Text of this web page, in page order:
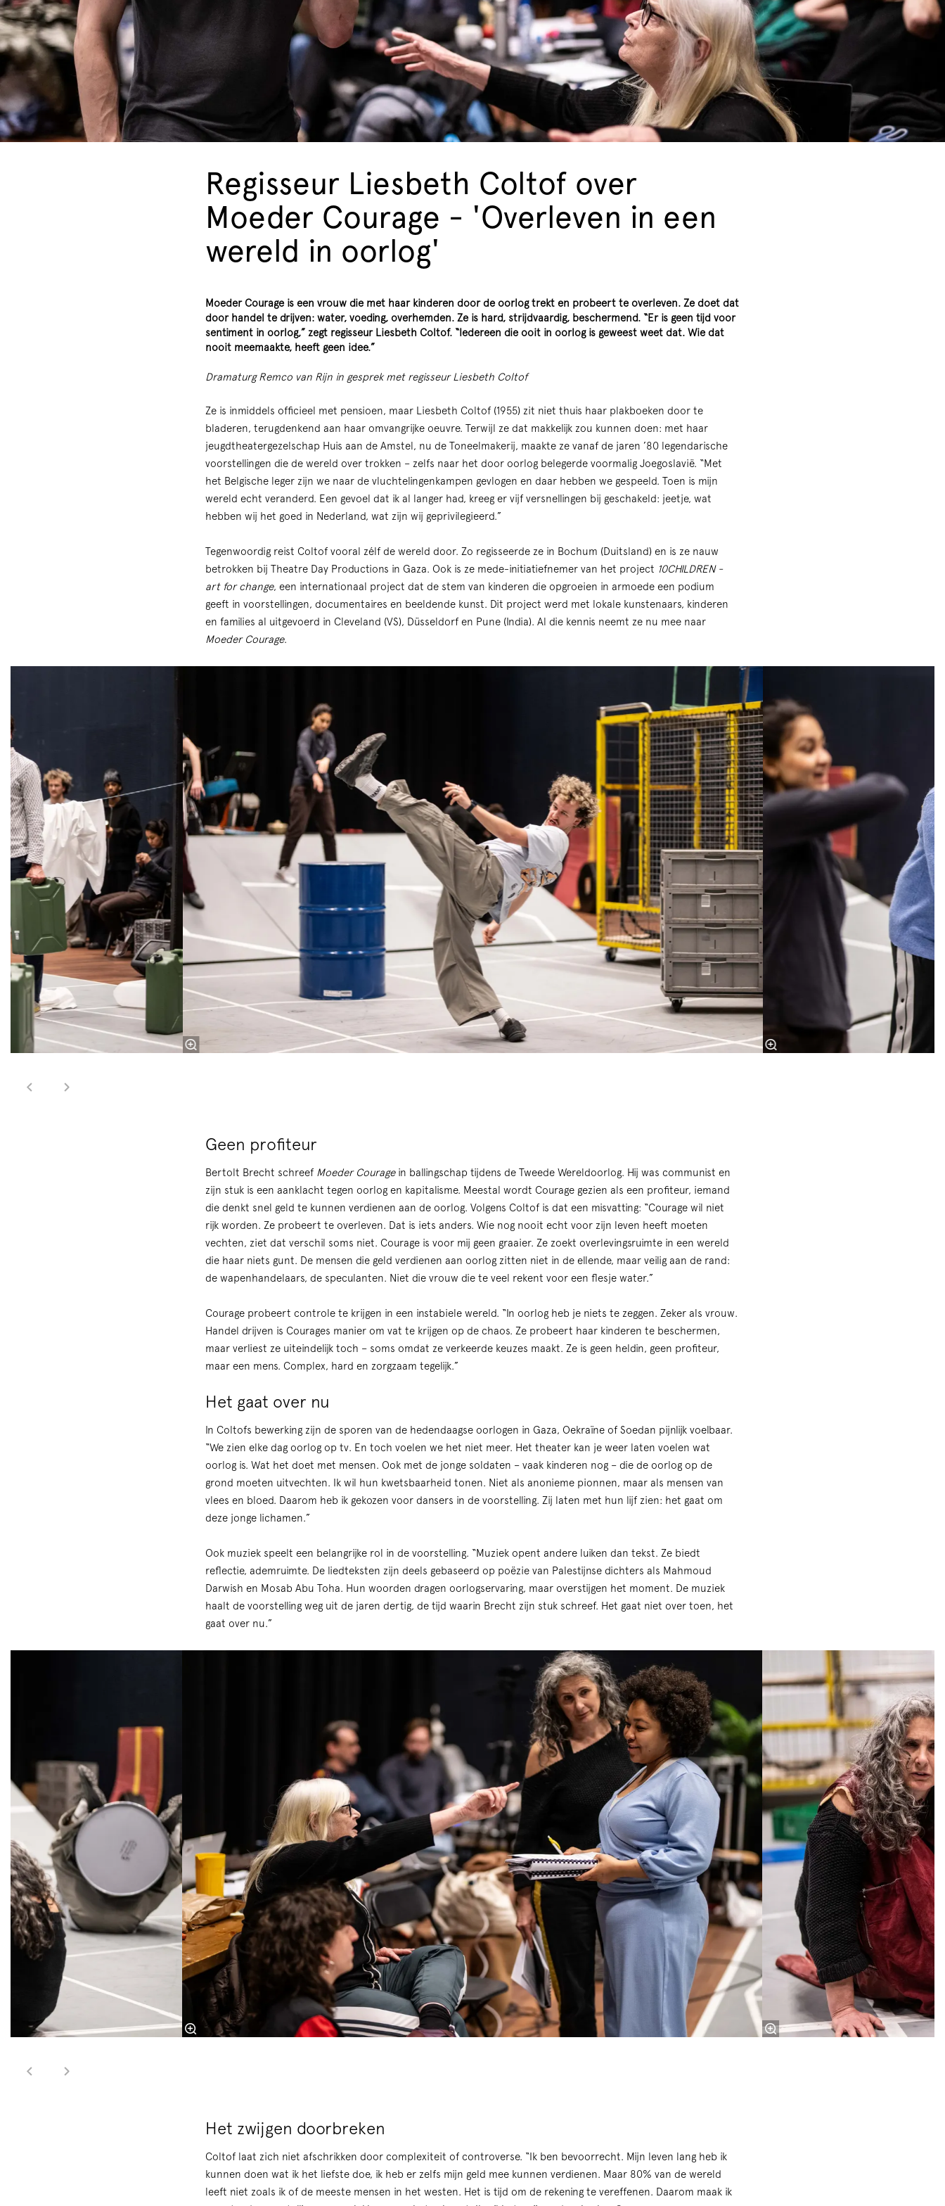
Regisseur Liesbeth Coltof over
Moeder Courage - 'Overleven in een
wereld in oorlog'
Moeder Courage is een vrouw die met haar kinderen door de oorlog trekt en probeert te overleven. Ze doet dat
door handel te drijven: water, voeding, overhemden. Ze is hard, strijdvaardig, beschermend. “Er is geen tijd voor
sentiment in oorlog,” zegt regisseur Liesbeth Coltof. “Iedereen die ooit in oorlog is geweest weet dat. Wie dat
nooit meemaakte, heeft geen idee.”
Dramaturg Remco van Rijn in gesprek met regisseur Liesbeth Coltof
Ze is inmiddels officieel met pensioen, maar Liesbeth Coltof (1955) zit niet thuis haar plakboeken door te
bladeren, terugdenkend aan haar omvangrijke oeuvre. Terwijl ze dat makkelijk zou kunnen doen: met haar
jeugdtheatergezelschap Huis aan de Amstel, nu de Toneelmakerij, maakte ze vanaf de jaren ’80 legendarische
voorstellingen die de wereld over trokken – zelfs naar het door oorlog belegerde voormalig Joegoslavië. “Met
het Belgische leger zijn we naar de vluchtelingenkampen gevlogen en daar hebben we gespeeld. Toen is mijn
wereld echt veranderd. Een gevoel dat ik al langer had, kreeg er vijf versnellingen bij geschakeld: jeetje, wat
hebben wij het goed in Nederland, wat zijn wij geprivilegieerd.”
Tegenwoordig reist Coltof vooral zélf de wereld door. Zo regisseerde ze in Bochum (Duitsland) en is ze nauw
betrokken bij Theatre Day Productions in Gaza. Ook is ze mede-initiatiefnemer van het project 10CHILDREN -
art for change, een internationaal project dat de stem van kinderen die opgroeien in armoede een podium
geeft in voorstellingen, documentaires en beeldende kunst. Dit project werd met lokale kunstenaars, kinderen
en families al uitgevoerd in Cleveland (VS), Düsseldorf en Pune (India). Al die kennis neemt ze nu mee naar
Moeder Courage.
Zoom
Geen profiteur
Bertolt Brecht schreef Moeder Couragein ballingschap tijdens de Tweede Wereldoorlog. Hij was communist en
zijn stuk is een aanklacht tegen oorlog en kapitalisme. Meestal wordt Courage gezien als een profiteur, iemand
die denkt snel geld te kunnen verdienen aan de oorlog. Volgens Coltof is dat een misvatting: “Courage wil niet
rijk worden. Ze probeert te overleven. Dat is iets anders. Wie nog nooit echt voor zijn leven heeft moeten
vechten, ziet dat verschil soms niet. Courage is voor mij geen graaier. Ze zoekt overlevingsruimte in een wereld
die haar niets gunt. De mensen die geld verdienen aan oorlog zitten niet in de ellende, maar veilig aan de rand:
de wapenhandelaars, de speculanten. Niet die vrouw die te veel rekent voor een flesje water.”
Courage probeert controle te krijgen in een instabiele wereld. “In oorlog heb je niets te zeggen. Zeker als vrouw.
Handel drijven is Courages manier om vat te krijgen op de chaos. Ze probeert haar kinderen te beschermen,
maar verliest ze uiteindelijk toch – soms omdat ze verkeerde keuzes maakt. Ze is geen heldin, geen profiteur,
maar een mens. Complex, hard en zorgzaam tegelijk.”
Het gaat over nu
In Coltofs bewerking zijn de sporen van de hedendaagse oorlogen in Gaza, Oekraïne of Soedan pijnlijk voelbaar.
“We zien elke dag oorlog op tv. En toch voelen we het niet meer. Het theater kan je weer laten voelen wat
oorlog is. Wat het doet met mensen. Ook met de jonge soldaten – vaak kinderen nog – die de oorlog op de
grond moeten uitvechten. Ik wil hun kwetsbaarheid tonen. Niet als anonieme pionnen, maar als mensen van
vlees en bloed. Daarom heb ik gekozen voor dansers in de voorstelling. Zij laten met hun lijf zien: het gaat om
deze jonge lichamen.”
Ook muziek speelt een belangrijke rol in de voorstelling. “Muziek opent andere luiken dan tekst. Ze biedt
reflectie, ademruimte. De liedteksten zijn deels gebaseerd op poëzie van Palestijnse dichters als Mahmoud
Darwish en Mosab Abu Toha. Hun woorden dragen oorlogservaring, maar overstijgen het moment. De muziek
haalt de voorstelling weg uit de jaren dertig, de tijd waarin Brecht zijn stuk schreef. Het gaat niet over toen, het
gaat over nu.”
Zoom
in
Het zwijgen doorbreken
Coltof laat zich niet afschrikken door complexiteit of controverse. “Ik ben bevoorrecht. Mijn leven lang heb ik
kunnen doen wat ik het liefste doe, ik heb er zelfs mijn geld mee kunnen verdienen. Maar 80% van de wereld
leeft niet zoals ik of de meeste mensen in het westen. Het is tijd om de rekening te vereffenen. Daarom maak ik